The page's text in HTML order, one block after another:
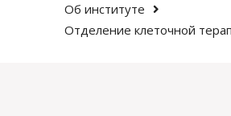
Об институте
Отделение клеточной